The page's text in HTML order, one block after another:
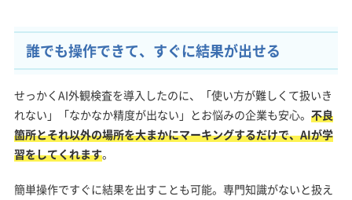
誰でも操作できて、すぐに結果が出せる
せっかくAI外観検査を導入したのに、「使い方が難しくて扱いき
れない」「なかなか精度が出ない」とお悩みの企業も安心。 不良
箇所とそれ以外の場所を大まかにマーキングするだけで、AIが学
習をしてくれます。
簡単操作ですぐに結果を出すことも可能。専門知識がないと扱え